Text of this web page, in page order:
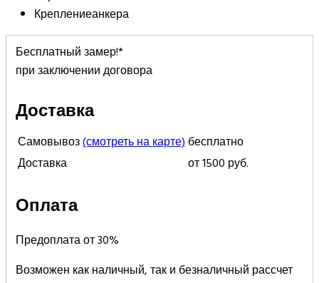
Креплениеанкера
Бесплатный замер!*
при заключении договора
Доставка
Самовывоз(смотреть на карте)бесплатно
Доставка
от 1500 руб.
Оплата
Предоплата от 30%
Возможен как наличный, так и безналичный рассчет